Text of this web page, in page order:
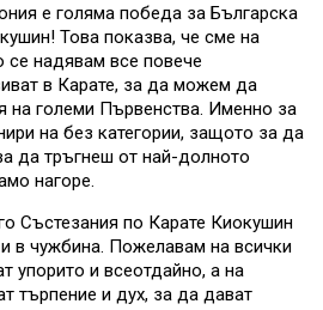
е голяма победа за Българска
Това показва, че сме на
се надявам все повече
в Карате, за да можем да
на големи Първенства. Именно за
на без категории, защото за да
да тръгнеш от най-долното
нагоре.
Състезания по Карате Киокушин
в чужбина. Пожелавам на всички
упорито и всеотдайно, а на
търпение и дух, за да дават